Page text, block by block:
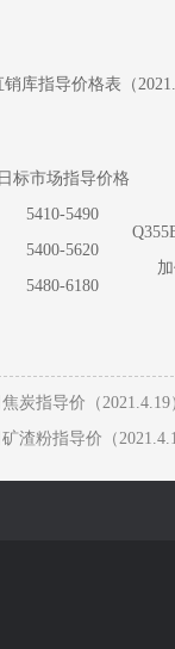
库指导价格表（
日标市场指导价格
5410-5490
5400-5620
5480-6180
炭指导价（2021.4.19
渣粉指导价（